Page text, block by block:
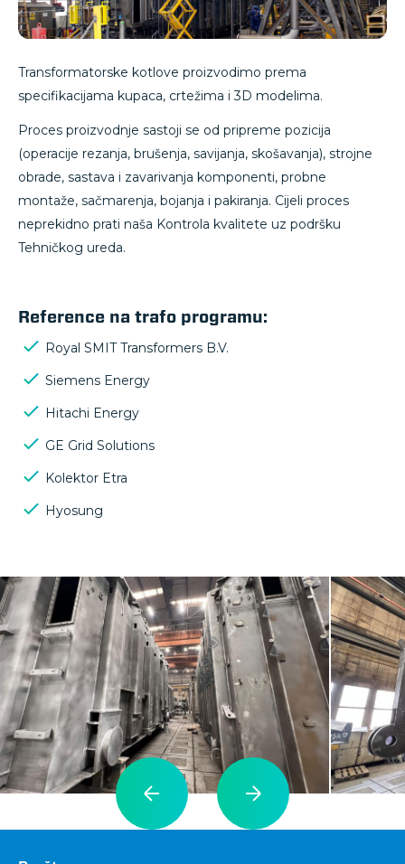
Transformatorske kotlove proizvodimo prema
specifikacijama kupaca, crtežima i 3D modelima.
Proces proizvodnje sastoji se od pripreme pozicija
(operacije rezanja, brušenja, savijanja, skošavanja), strojne
obrade, sastava i zavarivanja komponenti, probne
montaže, sačmarenja, bojanja i pakiranja. Cijeli proces
neprekidno prati naša Kontrola kvalitete uz podršku
Tehničkog ureda.
Reference na trafo programu:
Royal SMIT Transformers B.V.
Siemens Energy
Hitachi Energy
GE Grid Solutions
Kolektor Etra
Hyosung